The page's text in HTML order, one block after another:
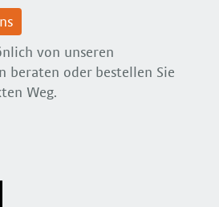
von unseren
beraten oder bestellen Sie
Weg.